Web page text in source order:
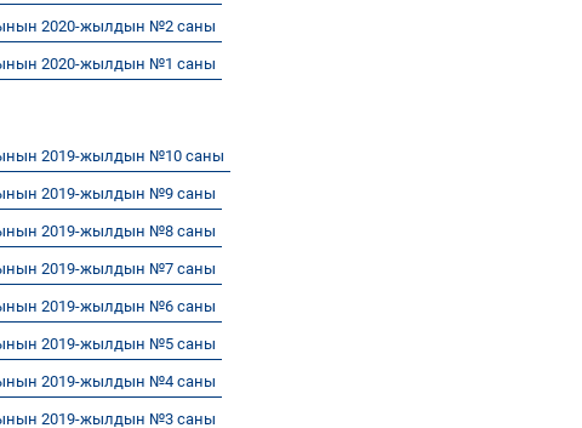
2020-жылдын №2 саны
2020-жылдын №1 саны
2019-жылдын №10 саны
2019-жылдын №9 саны
2019-жылдын №8 саны
2019-жылдын №7 саны
2019-жылдын №6 саны
2019-жылдын №5 саны
2019-жылдын №4 саны
2019-жылдын №3 саны